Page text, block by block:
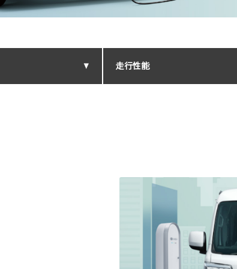
走行性能